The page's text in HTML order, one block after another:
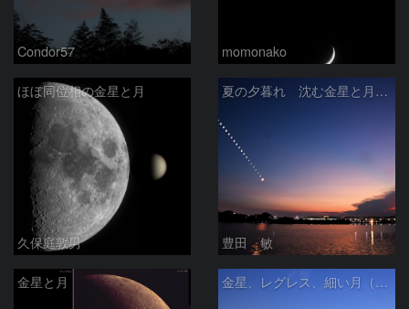
Condor57 momonako
ほぼ同位相の金星と月
久保庭敦男
夏の夕暮れ 沈む金星と月 2026/7/20
豊田 敏
金星と月 金星、レグレス、細い月（７月１６日）